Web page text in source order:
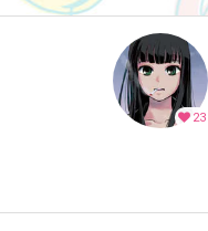
23